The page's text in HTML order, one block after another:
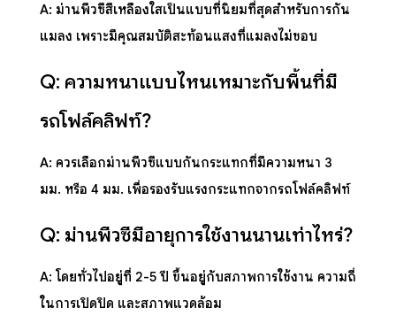
A: ม่านพีวีซีสีเหลืองใสเป็นแบบที่นิยมที่สุดสำหรับการกัน
แมลง เพราะมีคุณสมบัติสะท้อนแสงที่แมลงไม่ชอบ
Q: ความหนาแบบไหนเหมาะกับพื้นที่มี
รถโฟล์คลิฟท์?
A: ควรเลือกม่านพีวีซีแบบกันกระแทกที่มีความหนา 3
มม. หรือ 4 มม. เพื่อรองรับแรงกระแทกจากรถโฟล์คลิฟท์
Q: ม่านพีวีซีมีอายุการใช้งานนานเท่าไหร่?
A: โดยทั่วไปอยู่ที่ 2-5 ปี ขึ้นอยู่กับสภาพการใช้งาน ความถี่
ในการเปิดปิด และสภาพแวดล้อม